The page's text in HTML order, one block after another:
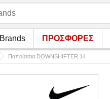
Brands ΠΡΟΣΦΟΡΕΣ
Παπούτσια DOWNSHIFTER 14